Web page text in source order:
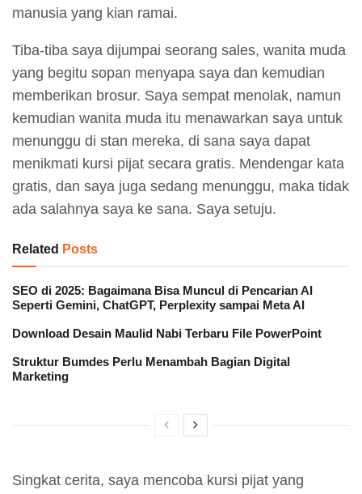
manusia yang kian ramai.
Tiba-tiba saya dijumpai seorang sales, wanita muda
yang begitu sopan menyapa saya dan kemudian
memberikan brosur. Saya sempat menolak, namun
kemudian wanita muda itu menawarkan saya untuk
menunggu di stan mereka, di sana saya dapat
menikmati kursi pijat secara gratis. Mendengar kata
gratis, dan saya juga sedang menunggu, maka tidak
ada salahnya saya ke sana. Saya setuju.
Related Posts
SEO di 2025: Bagaimana Bisa Muncul di Pencarian AI
Seperti Gemini, ChatGPT, Perplexity sampai Meta AI
Download Desain Maulid Nabi Terbaru File PowerPoint
Struktur Bumdes Perlu Menambah Bagian Digital
Marketing
Singkat cerita, saya mencoba kursi pijat yang